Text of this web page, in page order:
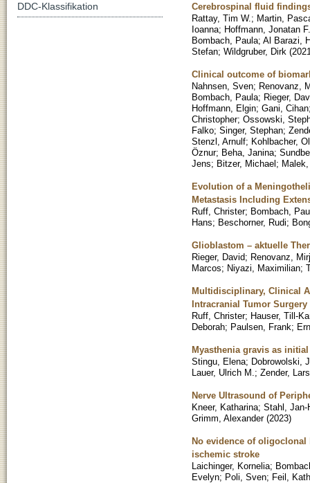
Cerebrospinal fluid
Rattay, Tim W. ; Martin,
Ioanna; Hoffmann, Jonatan F.
Bombach, Paula; Al Barazi,
Stefan; Wildgruber, Dirk (
Clinical outcome of
Nahnsen, Sven; Renovanz,
Bombach, Paula; Rieger,
Hoffmann, Elgin; Gani, Cihan
Christopher; Ossowski,
Falko; Singer, Stephan;
Stenzl, Arnulf; Kohlbacher,
Öznur; Beha, Janina;
Jens; Bitzer, Michael;
Evolution of a
Metastasis Including
Ruff, Christer; Bombach,
Hans; Beschorner, Rudi;
Glioblastom – aktuelle
Rieger, David; Renovanz,
Marcos; Niyazi, Maximilian;
Multidisciplinary, Clinical
Intracranial Tumor
Ruff, Christer; Hauser, Till-
Deborah; Paulsen, Frank;
Myasthenia gravis as
Stingu, Elena; Dobrowolski,
Lauer, Ulrich M. ; Zender, Lars
Nerve Ultrasound of
Kneer, Katharina; Stahl, Jan-
Grimm, Alexander (2023)
No evidence of
ischemic stroke
Laichinger, Kornelia;
Evelyn; Poli, Sven; Feil,
DDC-Klassifikation